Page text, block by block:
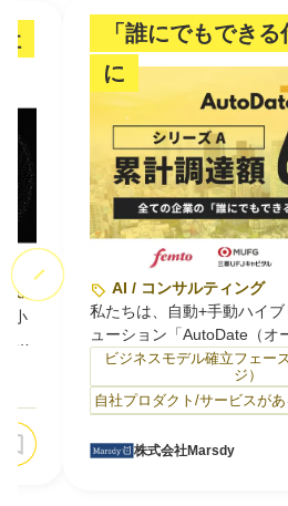
阪府
小
・
代
「誰にでもでき
に
AI / コンサルティング
私たちは、自動+手動ハイブ
ューション「AutoDate（オ
開発・運用しています。
AutoDateは、エクセル等で
理・更新業務を自動化する
です。RPAやAI、OCRなど
ごとに最適に組み合わせ、
部分は人の手で補うことで
ビジネスモデル確立フェー
ジ）
自社プロダクト/サービスがあ
株式会社Marsdy